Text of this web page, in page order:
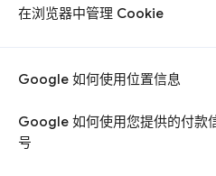
在浏览器中管理 Cookie
Google 如何使用位置信息
Google 如何使用您提供的付款
号